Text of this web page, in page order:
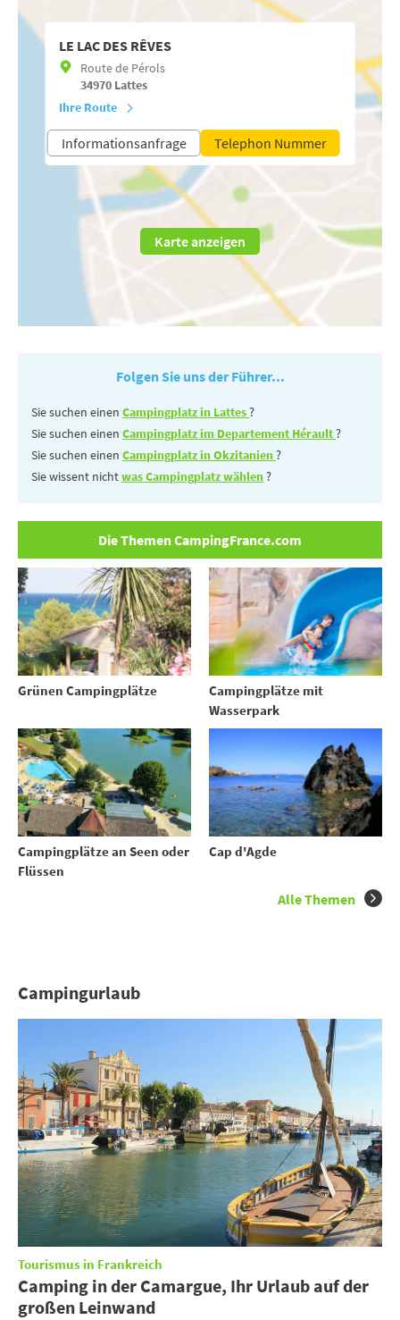
LE LAC DES RÊVES
Route de Pérols
34970 Lattes
Ihre Route
Informationsanfrage Telephon Nummer
Karte anzeigen
Folgen Sie uns der Führer...
Sie suchen einen Campingplatz in Lattes?
Sie suchen einen Campingplatz im Departement Hérault?
Sie suchen einen Campingplatz in Okzitanien?
Sie wissent nichtwas Campingplatz wählen?
Die Themen CampingFrance.com
Grünen Campingplätze
Campingplätze mit
Wasserpark
Campingplätze an Seen oder
Flüssen
Cap d'Agde
Alle Themen
Campingurlaub
Tourismus in Frankreich
Camping in der Camargue, Ihr Urlaub auf der
großen Leinwand